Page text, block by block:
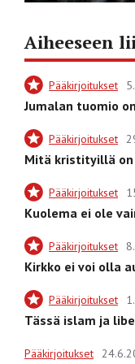
Aiheeseen
Pääkirjoitukset
Jumalan tuomio
Pääkirjoitukset
Mitä kristityillä
Pääkirjoitukset
Kuolema ei ole
Pääkirjoitukset
Kirkko ei voi olla
Pääkirjoitukset
Tässä islam ja
Pääkirjoitukset